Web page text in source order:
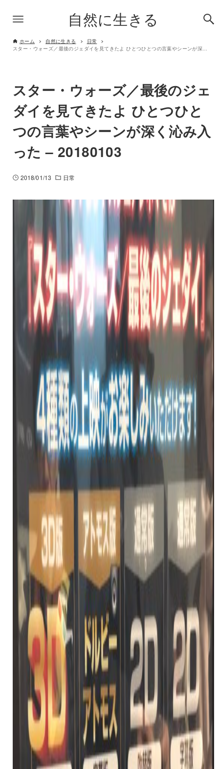
自然に生きる
ホーム 自然に生きる
日常
スター・ウォーズ／最後のジェダイを見てきたよ ひとつひとつの言葉やシーンが深く沁み入った – 20180103
スター・ウォーズ／最後のジェ
ダイを見てきたよ ひとつひと
つの言葉やシーンが深く沁み入
った – 20180103
2018/01/13 日常